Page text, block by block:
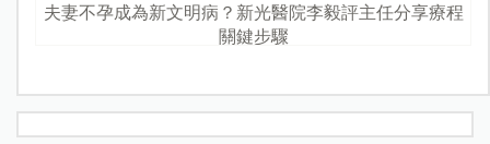
夫妻不孕成為新文明病？新光醫院李毅評主任分享療程
關鍵步驟